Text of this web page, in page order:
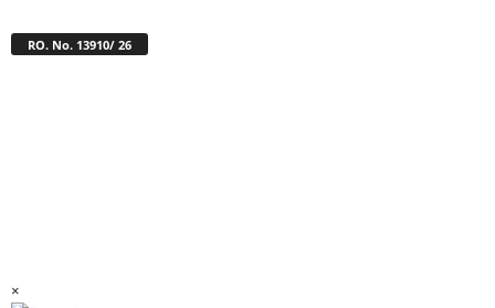
RO. No. 13910/ 26
×